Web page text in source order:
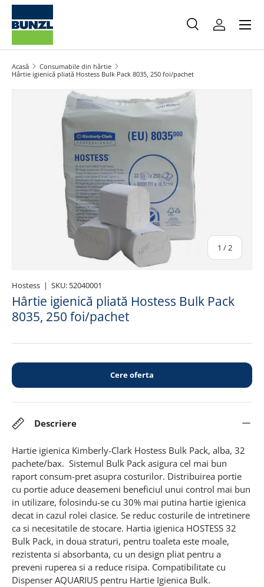
Salt la conținut
Caută
Caută
Meniu
Acasă
Consumabile din hârtie
Hârtie igienică pliată Hostess Bulk Pack 8035, 250 foi/pachet
Salt la informațiile produsului
1 / din
2
Hostess | SKU: 52040001
Hârtie igienică pliată Hostess Bulk Pack
8035, 250 foi/pachet
Cere oferta
Descriere
Hartie igienica Kimberly-Clark Hostess Bulk Pack, alba, 32
pachete/bax. Sistemul Bulk Pack asigura cel mai bun
raport consum-pret asupra costurilor. Distribuirea portie
cu portie aduce deasemeni beneficiul unui control mai bun
in utilizare, folosindu-se cu 30% mai putina hartie igienica
decat in cazul rolei clasice. Se reduc costurile de intretinere
ca si necesitatile de stocare. Hartia igienica HOSTESS 32
Bulk Pack, in doua straturi, pentru toaleta este moale,
rezistenta si absorbanta, cu un design pliat pentru a
preveni ruperea si a reduce risipa. Compatibilitate cu
Dispenser AQUARIUS pentru Hartie Igienica Bulk.